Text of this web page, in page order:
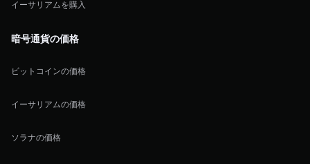
イーサリアムを購入
暗号通貨の価格
ビットコインの価格
イーサリアムの価格
ソラナの価格